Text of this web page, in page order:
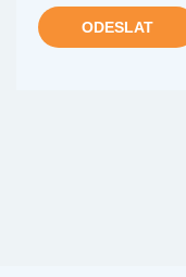
ODESLAT